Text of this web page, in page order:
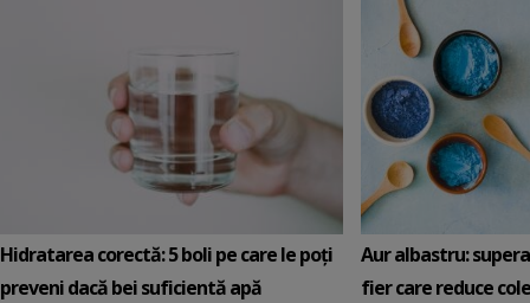
Hidratarea corectă: 5 boli pe care le poți
preveni dacă bei suficientă apă
Aur albastru:
fier care reduce